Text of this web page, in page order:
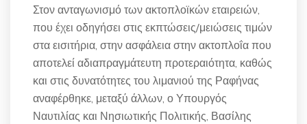
Στον ανταγωνισμό των ακτοπλοϊκών εταιρειών,
που έχει οδηγήσει στις εκπτώσεις/μειώσεις τιμών
στα εισιτήρια, στην ασφάλεια στην ακτοπλοΐα που
αποτελεί αδιαπραγμάτευτη προτεραιότητα, καθώς
και στις δυνατότητες του λιμανιού της Ραφήνας
αναφέρθηκε, μεταξύ άλλων, ο Υπουργός
Ναυτιλίας και Νησιωτικής Πολιτικής, Βασίλης